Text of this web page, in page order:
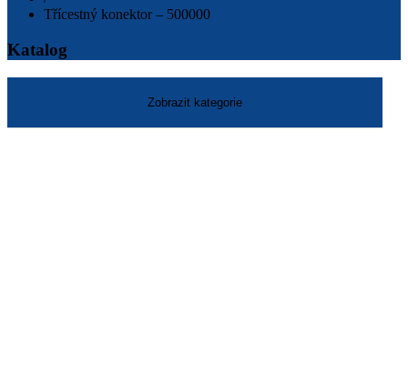
Třícestný konektor – 500000
Katalog